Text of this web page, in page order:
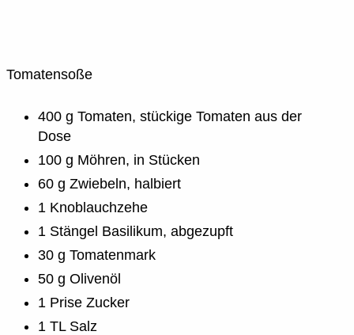
Tomatensoße
400 g Tomaten, stückige Tomaten aus der
Dose
100 g Möhren, in Stücken
60 g Zwiebeln, halbiert
1 Knoblauchzehe
1 Stängel Basilikum, abgezupft
30 g Tomatenmark
50 g Olivenöl
1 Prise Zucker
1 TL Salz